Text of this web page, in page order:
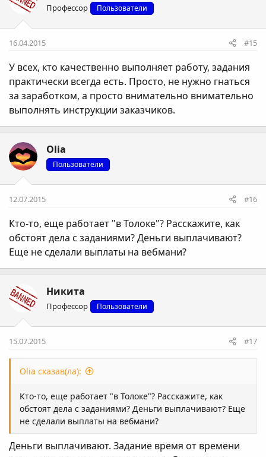
Профессор Пользователи
16.04.2015 #15
У всех, кто качественно выполняет работу, задания
практически всегда есть. Просто, не нужно гнаться
за заработком, а просто внимательно внимательно
выполнять инструкции заказчиков.
Olia
Пользователи
12.07.2015 #16
Кто-то, еще работает "в Толоке"? Расскажите, как
обстоят дела с заданиями? Деньги выплачивают?
Еще не сделали выплаты на вебмани?
Никита
Профессор Пользователи
15.07.2015 #17
Olia сказав(ла):
Кто-то, еще работает "в Толоке"? Расскажите, как
обстоят дела с заданиями? Деньги выплачивают? Еще
не сделали выплаты на вебмани?
Деньги выплачивают. Задание время от времени